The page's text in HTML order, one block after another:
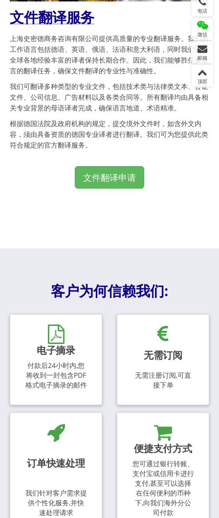
文件翻译服务
上海史密德商务咨询有限公司提供高质量的专业翻译服务。我们的
工作语言包括德语、英语、俄语、法语和意大利语，同时我们还与
全球各地经验丰富的译者保持长期合作。因此，我们能够胜任多语
言的翻译任务，确保文件翻译的专业性与准确性。
我们可翻译多种类型的专业文件，包括技术类与法律类文本、公证
文件、公司信息、广告材料以及各类合同等。所有翻译均由具备相
关专业背景的母语译者完成，确保语言地道、术语精准。
根据德国法院及政府机构的规定，提交境外文件时，如含外文内
容，须由具备资质的德国专业译者进行翻译。我们可为您提供此类
符合规定的官方翻译服务。
文件翻译申请
客户为何信赖我们:
电子摘录
付款后24小时内,您
将收到一封包含PDF
格式电子摘录的邮件
无需订阅
无需注册订阅,可直
接下单
订单快速处理
我们针对客户需求提
供个性化服务,并快
速处理请求
便捷支付方式
您可通过银行转账、
支付宝或信用卡进行
支付,甚至可以选择
在任何便利的币种
下,向我们海外分公
司付款
电话
微信
邮箱
顶部